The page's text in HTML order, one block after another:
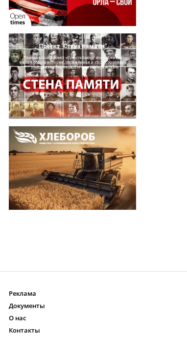
Реклама
Документы
О нас
Контакты